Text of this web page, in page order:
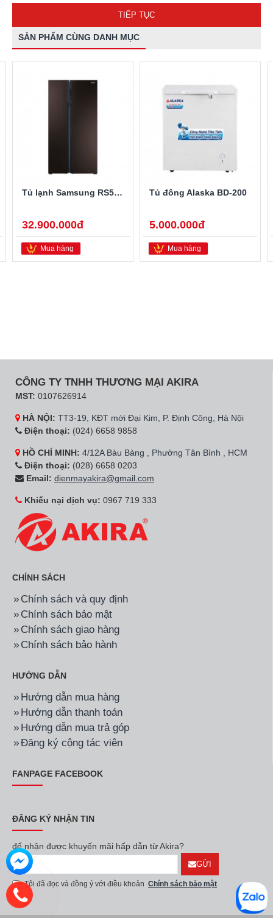
TIẾP TỤC
SẢN PHẨM CÙNG DANH MỤC
Tủ lạnh Samsung RS552NRUA9M/SV 548 lít
32.900.000đ
Mua hàng
Tủ đông Alaska BD-200
5.000.000đ
Mua hàng
CÔNG TY TNHH THƯƠNG MẠI AKIRA
MST: 0107626914
HÀ NỘI: TT3-19, KĐT mới Đại Kim, P. Định Công, Hà Nội
Điện thoại: (024) 6658 9858
HỒ CHÍ MINH: 4/12A Bàu Bàng , Phường Tân Bình , HCM
Điện thoại: (028) 6658 0203
Email: dienmayakira@gmail.com
Khiếu nại dịch vụ: 0967 719 333
CHÍNH SÁCH
Chính sách và quy định
Chính sách bảo mật
Chính sách giao hàng
Chính sách bảo hành
HƯỚNG DẪN
Hướng dẫn mua hàng
Hướng dẫn thanh toán
Hướng dẫn mua trả góp
Đăng ký cộng tác viên
FANPAGE FACEBOOK
ĐĂNG KÝ NHẬN TIN
để nhận được khuyến mãi hấp dẫn từ Akira?
GỬI
Tôi đã đọc và đồng ý với điều khoản Chính sách bảo mật